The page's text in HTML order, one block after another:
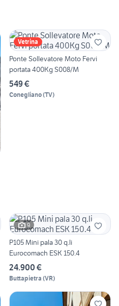
Vetrina
Ponte Sollevatore Moto Fervi
portata 400Kg S008/M
549 €
Conegliano(TV)
9
P105 Mini pala 30 q.li
Eurocomach ESK 150.4
24.900 €
Buttapietra (VR)